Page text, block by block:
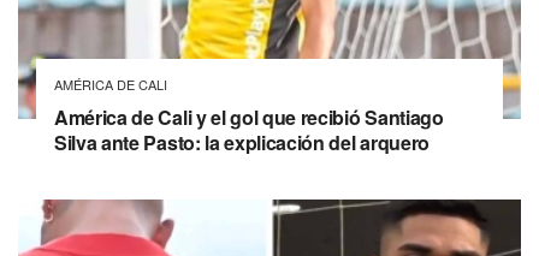
AMÉRICA DE CALI
América de Cali y el gol que recibió Santiago
Silva ante Pasto: la explicación del arquero